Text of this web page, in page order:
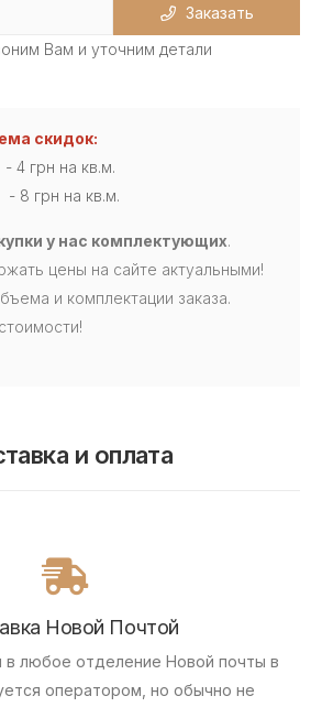
Заказать
Вам и уточним детали
скидок:
- 4 грн на кв.м.
- 8 грн на кв.м.
у нас комплектующих.
цены на сайте актуальными!
и комплектации заказа.
и оплата
Новой Почтой
в любое отделение Новой почты в
оператором, но обычно не